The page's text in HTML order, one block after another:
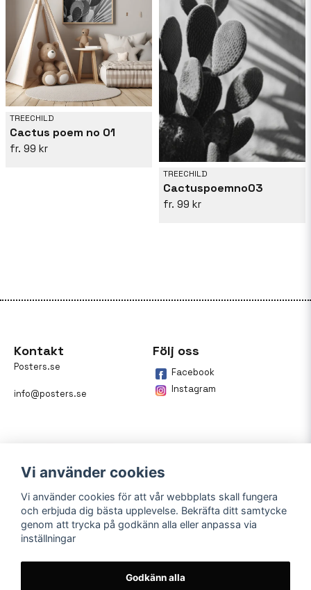
TREECHILD
Cactus poem no 01
99 kr
TREECHILD
Cactuspoemno03
99 kr
Kontakt
Posters.se
info@posters.se
Följ oss
Facebook
Instagram
Betalning
På posters.se kan du enkelt
Vi använder cookies
Vi använder cookies för att vår webbplats skall fungera
och erbjuda dig bästa upplevelse. Bekräfta ditt samtycke
genom att trycka på godkänn alla eller anpassa via
inställningar
Godkänn alla